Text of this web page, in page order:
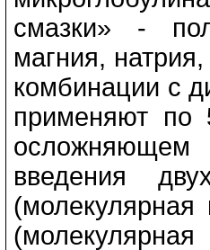
смазки» -
магния,
комбинации с
применяют
осложняющем
введения